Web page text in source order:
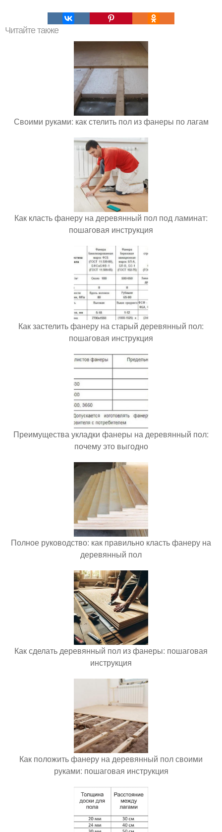
Читайте также
Своими руками: как стелить пол из фанеры по лагам
Как класть фанеру на деревянный пол под ламинат:
пошаговая инструкция
Как застелить фанеру на старый деревянный пол:
пошаговая инструкция
Преимущества укладки фанеры на деревянный пол:
почему это выгодно
Полное руководство: как правильно класть фанеру на
деревянный пол
Как сделать деревянный пол из фанеры: пошаговая
инструкция
Как положить фанеру на деревянный пол своими
руками: пошаговая инструкция